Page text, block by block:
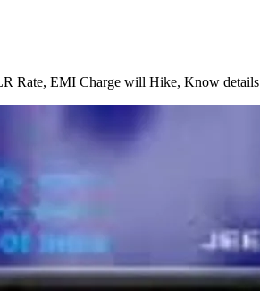
Rate, EMI Charge will Hike, Know details